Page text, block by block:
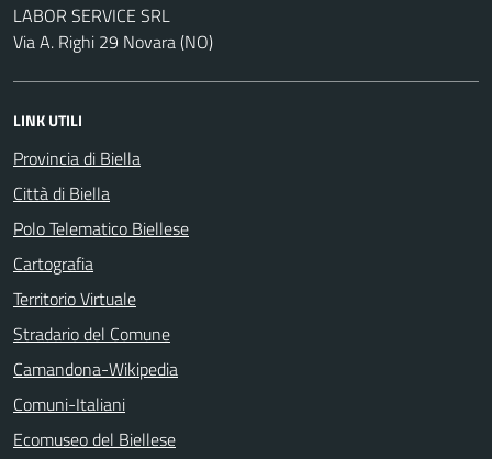
LABOR SERVICE SRL
Via A. Righi 29 Novara (NO)
LINK UTILI
Provincia di Biella
Città di Biella
Polo Telematico Biellese
Cartografia
Territorio Virtuale
Stradario del Comune
Camandona-Wikipedia
Comuni-Italiani
Ecomuseo del Biellese